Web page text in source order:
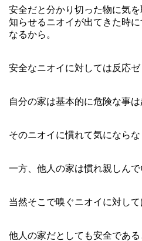
安全だと分かり切った物に気
知らせるニオイが出てきた時
なるから。
安全なニオイに対しては反応ゼ
自分の家は基本的に危険な事は
そのニオイに慣れて気にならな
一方、他人の家は慣れ親しんで
当然そこで嗅ぐニオイに対して
他人の家だとしても安全であ